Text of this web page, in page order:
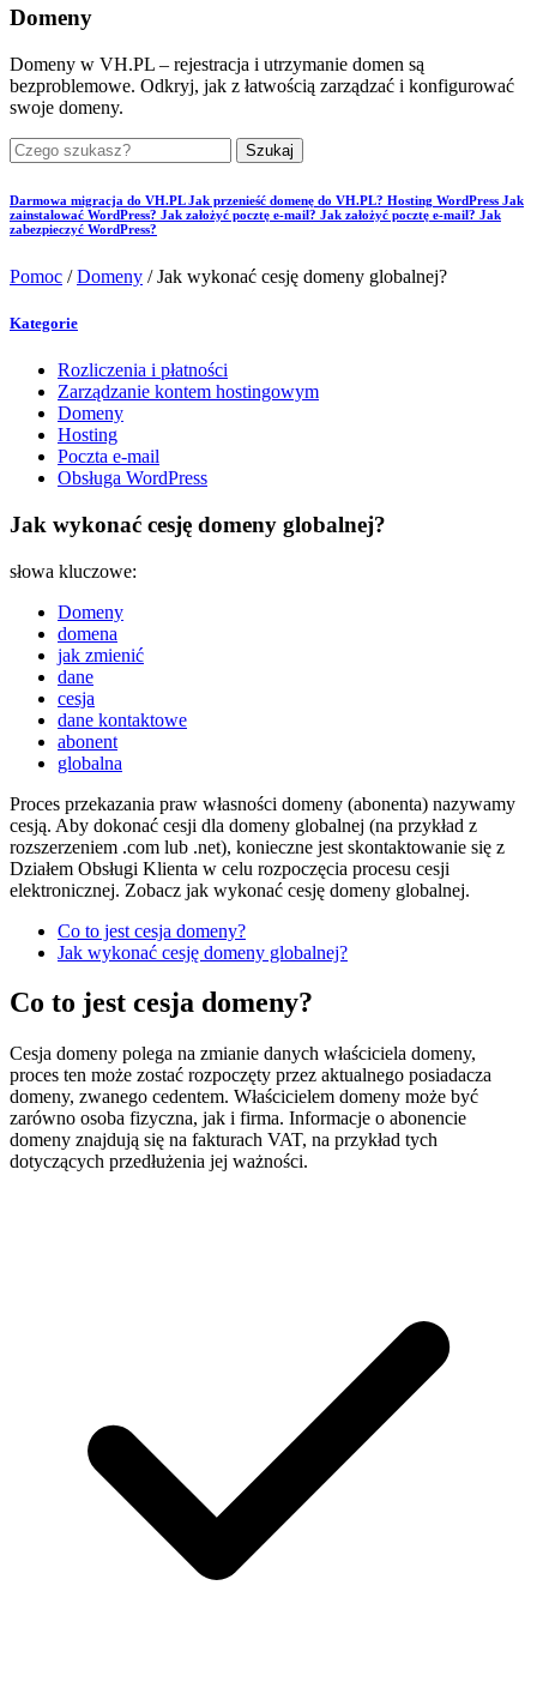
Domeny
Domeny w VH.PL – rejestracja i utrzymanie domen są
bezproblemowe. Odkryj, jak z łatwością zarządzać i konfigurować
swoje domeny.
Szukaj
Darmowa migracja do VH.PLJak przenieść domenę do VH.PL? Hosting WordPress Jak
zainstalować WordPress? Jak założyć pocztę e-mail? Jak założyć pocztę e-mail? Jak
zabezpieczyć WordPress?
Pomoc /Domeny /Jak wykonać cesję domeny globalnej?
Kategorie
Rozliczenia i płatności
Zarządzanie kontem hostingowym
Domeny
Hosting
Poczta e-mail
Obsługa WordPress
Jak wykonać cesję domeny globalnej?
słowa kluczowe:
Domeny
domena
jak zmienić
dane
cesja
dane kontaktowe
abonent
globalna
Proces przekazania praw własności domeny (abonenta) nazywamy
cesją. Aby dokonać cesji dla domeny globalnej (na przykład z
rozszerzeniem .com lub .net), konieczne jest skontaktowanie się z
Działem Obsługi Klienta w celu rozpoczęcia procesu cesji
elektronicznej. Zobacz jak wykonać cesję domeny globalnej.
Co to jest cesja domeny?
Jak wykonać cesję domeny globalnej?
Co to jest cesja domeny?
Cesja domeny polega na zmianie danych właściciela domeny,
proces ten może zostać rozpoczęty przez aktualnego posiadacza
domeny, zwanego cedentem. Właścicielem domeny może być
zarówno osoba fizyczna, jak i firma. Informacje o abonencie
domeny znajdują się na fakturach VAT, na przykład tych
dotyczących przedłużenia jej ważności.